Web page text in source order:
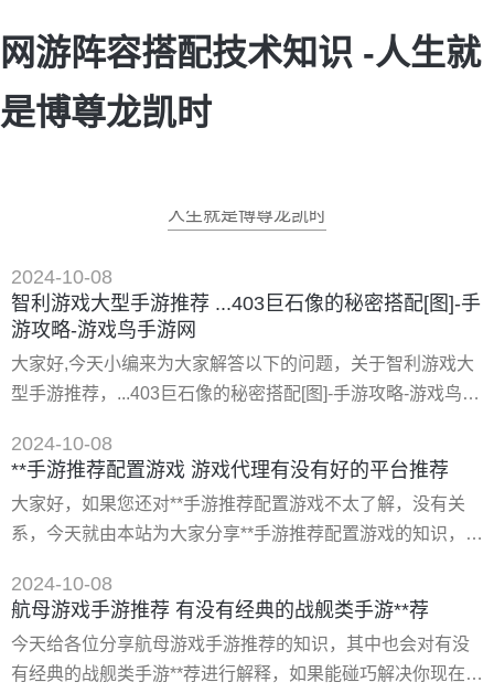
网游阵容搭配技术知识 -人生就
是博尊龙凯时
人生就是博尊龙凯时
2024-10-08
智利游戏大型手游推荐 ...403巨石像的秘密搭配[图]-手
游攻略-游戏鸟手游网
大家好,今天小编来为大家解答以下的问题，关于智利游戏大
型手游推荐，...403巨石像的秘密搭配[图]-手游攻略-游戏鸟手
一、...403巨石像的秘密搭配[图]-手游攻略-游戏鸟手游网 暖
暖环游世界新地图智利秘鲁开放啦~暖暖环游世界智利高分s
攻略，暖暖环游世界秘鲁s级平民搭配攻略，还有不会搭配**
地图的小伙伴们速度来看看啦
2024-10-08
**手游推荐配置游戏 游戏代理有没有好的平台推荐
大家好，如果您还对**手游推荐配置游戏不太了解，没有关
系，今天就由本站为大家分享**手游推荐配置游戏的知识，包
还望可以解决大家的问题，下面我们就开始吧！ 一、怎样防
止中**沉迷手机游戏 面对沉迷于手机游戏的孩子们，沉迷于
电子设备，甚至电视等，作为父母，在这5个内容之下，每个
人都应该知道和去做!完全禁止或完全消除是不可行的。 第1
2024-10-08
航母游戏手游推荐 有没有经典的战舰类手游**荐
今天给各位分享航母游戏手游推荐的知识，其中也会对有没
有经典的战舰类手游**荐进行解释，如果能碰巧解决你现在面